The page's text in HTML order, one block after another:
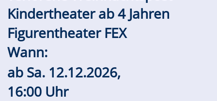
Kindertheater ab 4 Jahren
Figurentheater FEX
Wann:
ab Sa. 12.12.2026,
16:00 Uhr